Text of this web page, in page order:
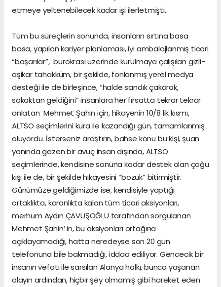
etmeye yeltenebilecek kadar işi ilerletmişti.
Tüm bu süreçlerin sonunda, insanların sırtına basa
basa, yapılan kariyer planlaması, iyi ambalajlanmış ticari
“başarılar”, bürokrasi üzerinde kurulmaya çalışılan gizli-
aşikar tahakküm, bir şekilde, fonlanmış yerel medya
desteği ile de birleşince, “halde sandık çakarak,
sokaktan geldiğini” insanlara her fırsatta tekrar tekrar
anlatan Mehmet Şahin için, hikayenin 10/8 lik kısmı,
ALTSO seçimlerini kura ile kazandığı gün, tamamlanmış
oluyordu. İsterseniz araştırın, bahse konu bu kişi, şuan
yanında gezen bir avuç insan dışında, ALTSO
seçimlerinde, kendisine sonuna kadar destek olan çoğu
kişi ile de, bir şekilde hikayesini “bozuk” bitirmiştir.
Günümüze geldiğimizde ise, kendisiyle yaptığı
ortaklıkta, karanlıkta kalan tüm ticari aksiyonları,
merhum Aydın ÇAVUŞOĞLU tarafından sorgulanan
Mehmet Şahin’ in, bu aksiyonları ortağına
açıklayamadığı, hatta neredeyse son 20 gün
telefonuna bile bakmadığı, iddaa ediliyor. Gencecik bir
insanın vefatı ile sarsılan Alanya halkı, bunca yaşanan
olayın ardından, hiçbir şey olmamış gibi hareket eden